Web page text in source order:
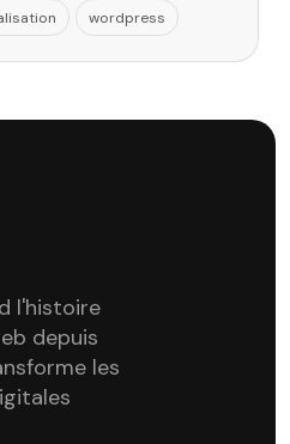
wordpress
l'histoire
depuis
les